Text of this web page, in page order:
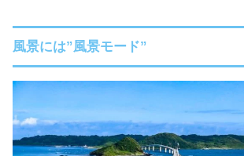
風景には”風景モード”